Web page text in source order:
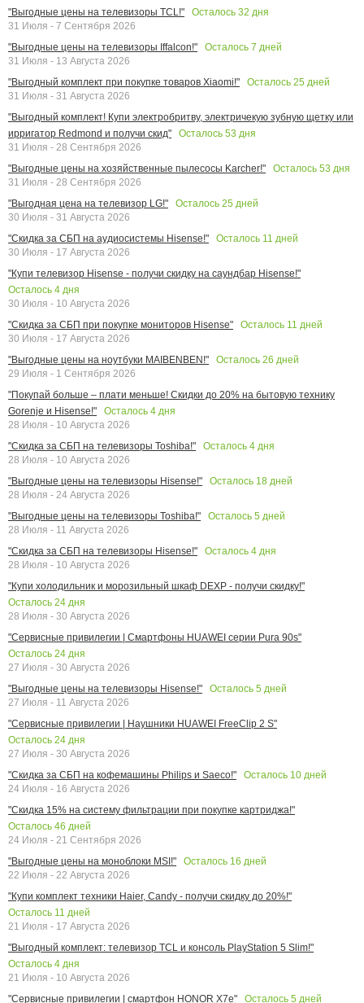
"Выгодные цены на телевизоры TCL!"
Осталось 32 дня
31 Июля - 7 Сентября 2026
"Выгодные цены на телевизоры Iffalcon!"
Осталось 7 дней
31 Июля - 13 Августа 2026
"Выгодный комплект при покупке товаров Xiaomi!"
Осталось 25 дней
31 Июля - 31 Августа 2026
"Выгодный комплект! Купи электробритву, электричекую зубную щетку или
ирригатор Redmond и получи скид"
Осталось 53 дня
31 Июля - 28 Сентября 2026
"Выгодные цены на хозяйственные пылесосы Karcher!"
Осталось 53 дня
31 Июля - 28 Сентября 2026
"Выгодная цена на телевизор LG!"
Осталось 25 дней
30 Июля - 31 Августа 2026
"Скидка за СБП на аудиосистемы Hisense!"
Осталось 11 дней
30 Июля - 17 Августа 2026
"Купи телевизор Hisense - получи скидку на саундбар Hisense!"
Осталось 4 дня
30 Июля - 10 Августа 2026
"Скидка за СБП при покупке мониторов Hisense"
Осталось 11 дней
30 Июля - 17 Августа 2026
"Выгодные цены на ноутбуки MAIBENBEN!"
Осталось 26 дней
29 Июля - 1 Сентября 2026
"Покупай больше – плати меньше! Скидки до 20% на бытовую технику
Gorenje и Hisense!"
Осталось 4 дня
28 Июля - 10 Августа 2026
"Скидка за СБП на телевизоры Toshiba!"
Осталось 4 дня
28 Июля - 10 Августа 2026
"Выгодные цены на телевизоры Hisense!"
Осталось 18 дней
28 Июля - 24 Августа 2026
"Выгодные цены на телевизоры Toshiba!"
Осталось 5 дней
28 Июля - 11 Августа 2026
"Скидка за СБП на телевизоры Hisense!"
Осталось 4 дня
28 Июля - 10 Августа 2026
"Купи холодильник и морозильный шкаф DEXP - получи скидку!"
Осталось 24 дня
28 Июля - 30 Августа 2026
"Сервисные привилегии | Смартфоны HUAWEI серии Pura 90s"
Осталось 24 дня
27 Июля - 30 Августа 2026
"Выгодные цены на телевизоры Hisense!"
Осталось 5 дней
27 Июля - 11 Августа 2026
"Сервисные привилегии | Наушники HUAWEI FreeClip 2 S"
Осталось 24 дня
27 Июля - 30 Августа 2026
"Скидка за СБП на кофемашины Philips и Saeco!"
Осталось 10 дней
24 Июля - 16 Августа 2026
"Скидка 15% на систему фильтрации при покупке картриджа!"
Осталось 46 дней
24 Июля - 21 Сентября 2026
"Выгодные цены на моноблоки MSI!"
Осталось 16 дней
22 Июля - 22 Августа 2026
"Купи комплект техники Haier, Candy - получи скидку до 20%!"
Осталось 11 дней
21 Июля - 17 Августа 2026
"Выгодный комплект: телевизор TCL и консоль PlayStation 5 Slim!"
Осталось 4 дня
21 Июля - 10 Августа 2026
"Сервисные привилегии | смартфон HONOR X7e"
Осталось 5 дней